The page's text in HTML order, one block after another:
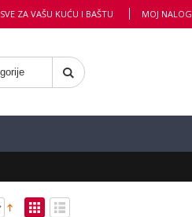
MOJ NALOG
SVE ZA VAŠU KUĆU I BAŠTU